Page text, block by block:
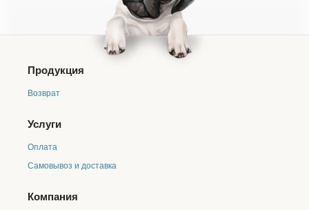
Продукция
Возврат
Услуги
Оплата
Самовывоз и доставка
Компания